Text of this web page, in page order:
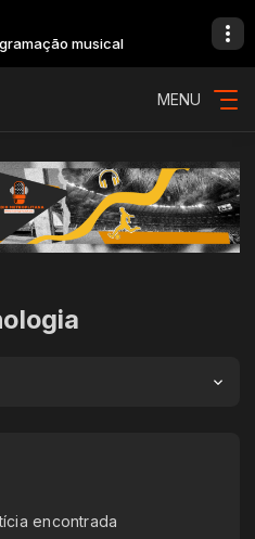
musical
- Márcia Fellipe, Jerry Smith -
MENU
encontrada